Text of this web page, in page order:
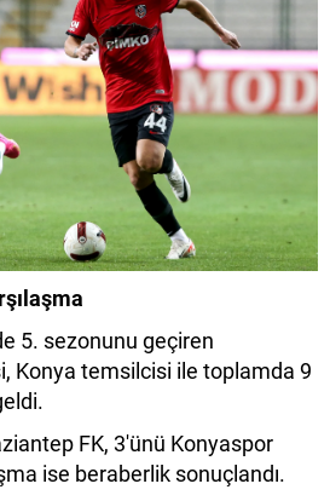
5. sezonunu geçiren
Konya temsilcisi ile toplamda 9
FK, 3'ünü Konyaspor
ise beraberlik sonuçlandı.